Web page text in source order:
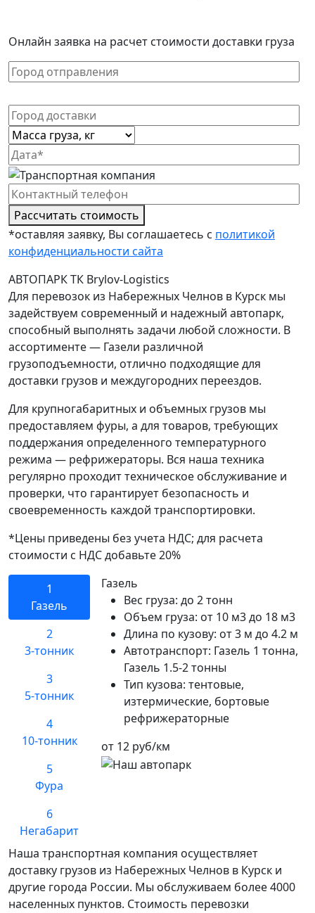
Онлайн заявка на расчет стоимости доставки груза
Рассчитать стоимость
*оставляя заявку, Вы соглашаетесь с политикой
конфиденциальности сайта
АВТОПАРК ТК Brylov-Logistics
Для перевозок из Набережных Челнов в Курск мы
задействуем современный и надежный автопарк,
способный выполнять задачи любой сложности. В
ассортименте — Газели различной
грузоподъемности, отлично подходящие для
доставки грузов и междугородних переездов.
Для крупногабаритных и объемных грузов мы
предоставляем фуры, а для товаров, требующих
поддержания определенного температурного
режима — рефрижераторы. Вся наша техника
регулярно проходит техническое обслуживание и
проверки, что гарантирует безопасность и
своевременность каждой транспортировки.
*Цены приведены без учета НДС; для расчета
стоимости с НДС добавьте 20%
1
Газель
2
3-тонник
3
5-тонник
4
10-тонник
5
Фура
6
Негабарит
Газель
Вес груза: до 2 тонн
Объем груза: от 10 м3 до 18 м3
Длина по кузову: от 3 м до 4.2 м
Автотранспорт: Газель 1 тонна,
Газель 1.5-2 тонны
Тип кузова: тентовые,
изтермические, бортовые
рефрижераторные
от 12 руб/км
Наша транспортная компания осуществляет
доставку грузов из Набережных Челнов в Курск и
другие города России. Мы обслуживаем более 4000
населенных пунктов. Стоимость перевозки